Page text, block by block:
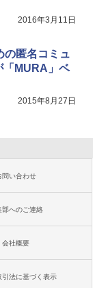
2016年3月11日
の匿名コミュ
「MURA」ベ
2015年8月27日
問い合わせ
部へのご連絡
会社概要
引法に基づく表示